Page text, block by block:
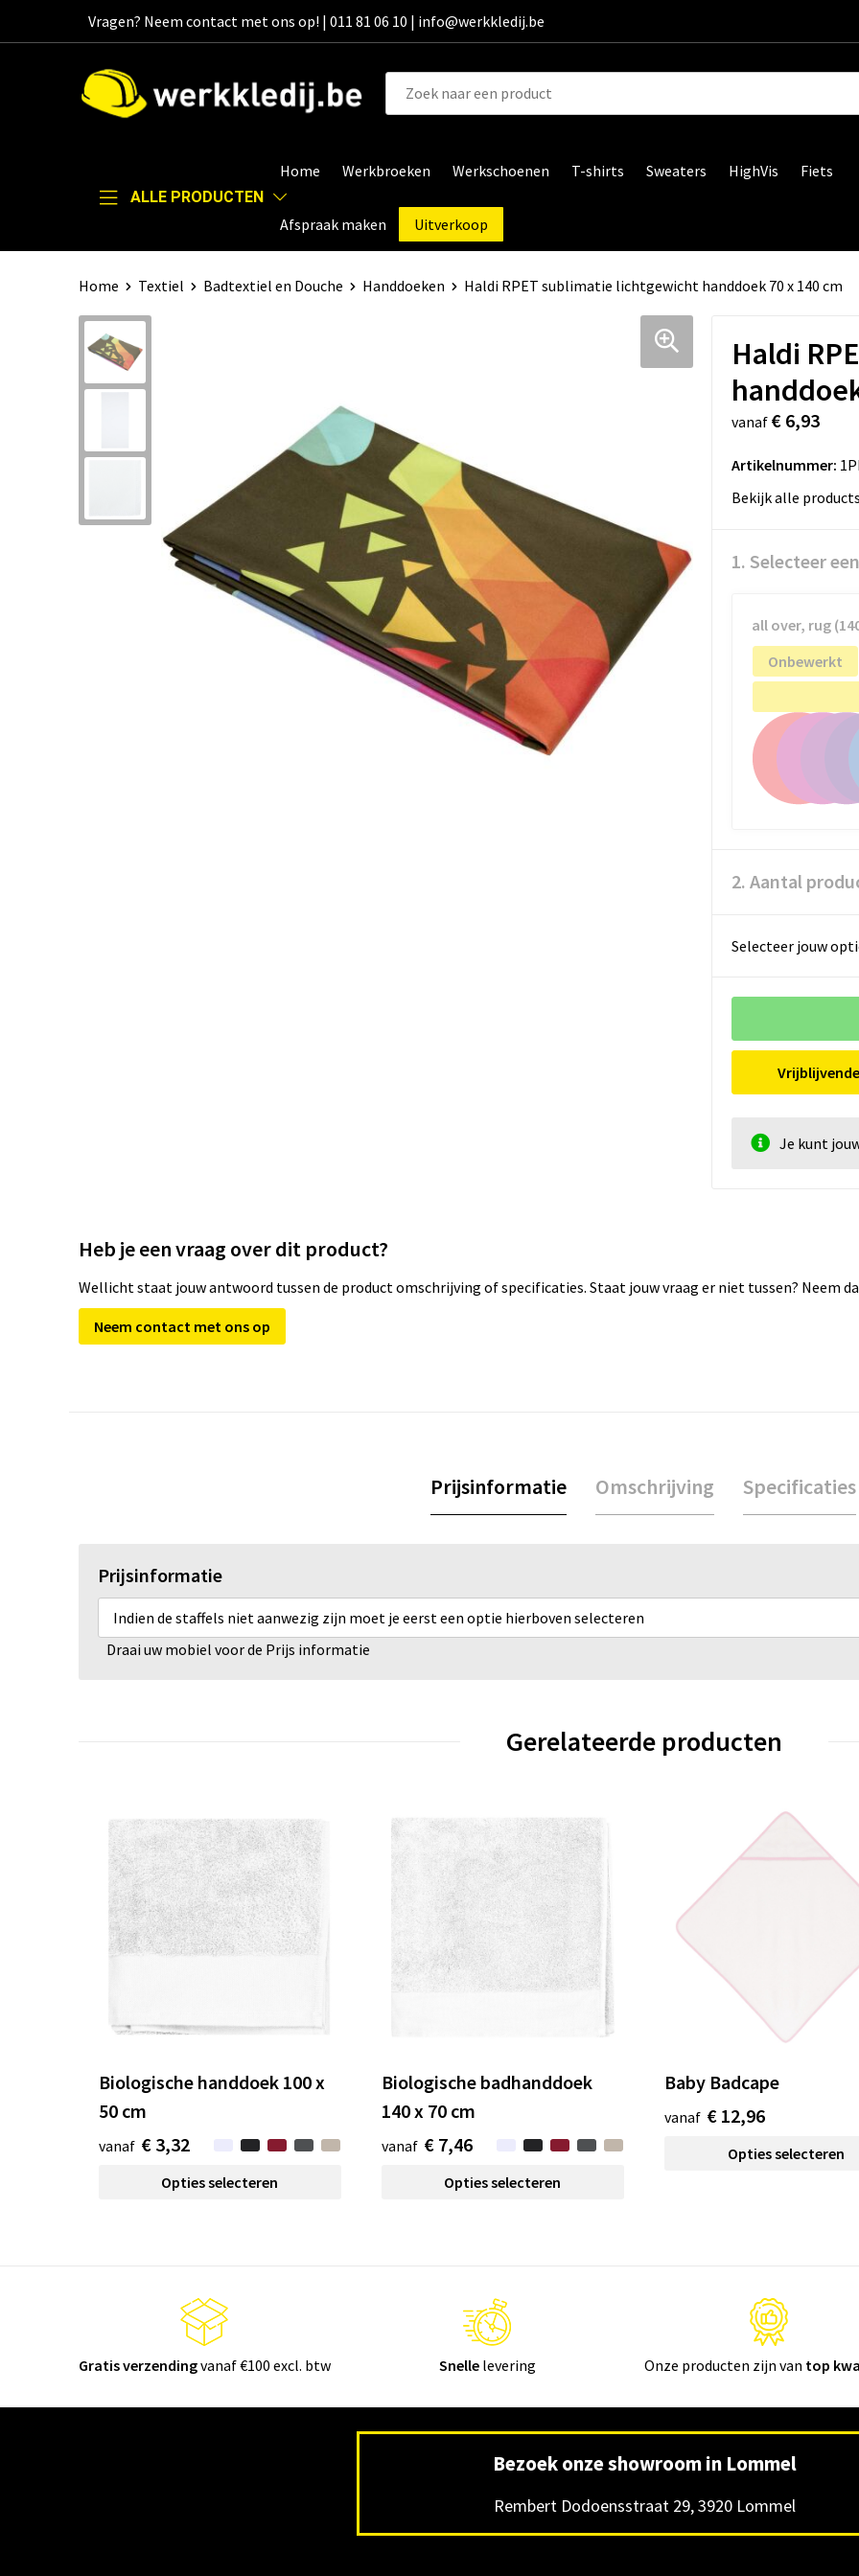
Vragen? Neem contact met ons op! | 011 81 06 10 | info@werkkledij.be
ALLE PRODUCTEN
Home Werkbroeken Werkschoenen T-shirts Sweaters HighVis Fiets
Afspraak maken Uitverkoop
Home Textiel Badtextiel en Douche Handdoeken Haldi RPET sublimatie lichtgewicht handdoek 70 x 140 cm
Haldi
vanaf € 6,93
Artikelnummer:
Bekijk alle
1. Selecteer
all over, rug
Onbewerkt
2. Aantal
Selecteer jouw
Je kunt
Heb je een vraag over dit product?
Wellicht staat jouw antwoord tussen de product omschrijving of specificaties. Staat jouw vraag er niet tussen? Neem
Neem contact met ons op
Prijsinformatie Omschrijving Specificaties
Prijsinformatie
Indien de staffels niet aanwezig zijn moet je eerst een optie hierboven selecteren
Draai uw mobiel voor de Prijs informatie
Gerelateerde producten
Biologische handdoek 100 x
50 cm
vanaf € 3,32
Opties selecteren
Biologische badhanddoek
140 x 70 cm
vanaf € 7,46
Opties selecteren
Baby Badcape
vanaf € 12,96
Opties selecteren
Gratis verzendingvanaf €100 excl. btw Snellelevering Onze producten zijn van top
Bezoek onze showroom in Lommel
Rembert Dodoensstraat 29, 3920 Lommel